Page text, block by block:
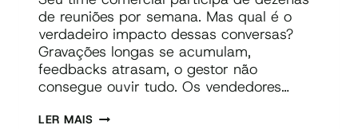
de reuniões por semana. Mas qual é o
verdadeiro impacto dessas conversas?
Gravações longas se acumulam,
feedbacks atrasam, o gestor não
consegue ouvir tudo. Os vendedores…
LER MAISIA